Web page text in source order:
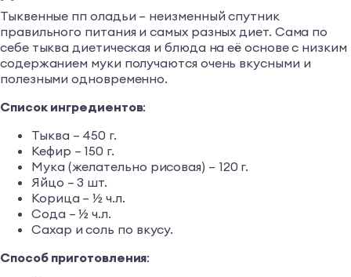
Тыквенные пп оладьи – неизменный спутник
правильного питания и самых разных диет. Сама по
себе тыква диетическая и блюда на её основе с низким
содержанием муки получаются очень вкусными и
полезными одновременно.
Список ингредиентов:
Тыква – 450 г.
Кефир – 150 г.
Мука (желательно рисовая) – 120 г.
Яйцо – 3 шт.
Корица – ½ ч.л.
Сода – ½ ч.л.
Сахар и соль по вкусу.
Способ приготовления: